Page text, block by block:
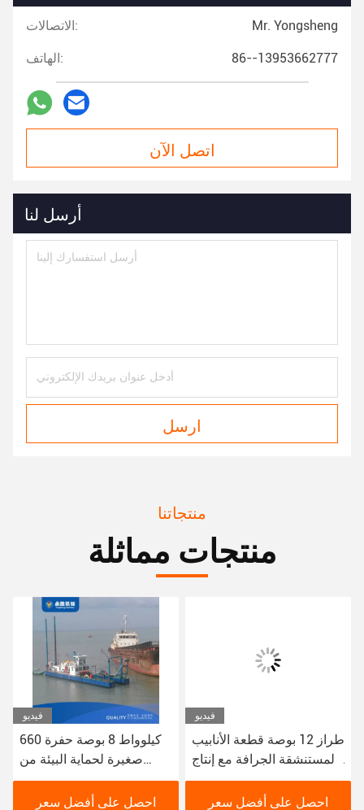
الاتصالات: Mr. Yongsheng
الهاتف: 86--13953662777
اتصل الآن
أرسل لنا
ارسل
منتجاتنا
منتجات مماثلة
فيديو
660 كيلوواط 8 بوصة حفرة
صغيرة لحماية البيئة من
حفرة النهر الحضرية
احصل على أفضل سعر
فيديو
طراز 12 بوصة قطعة الأنابيب
المستنشقة الجرافة مع إنتاج
من 200 متر مكعب في
الساعةاحصل على أفضل سعر